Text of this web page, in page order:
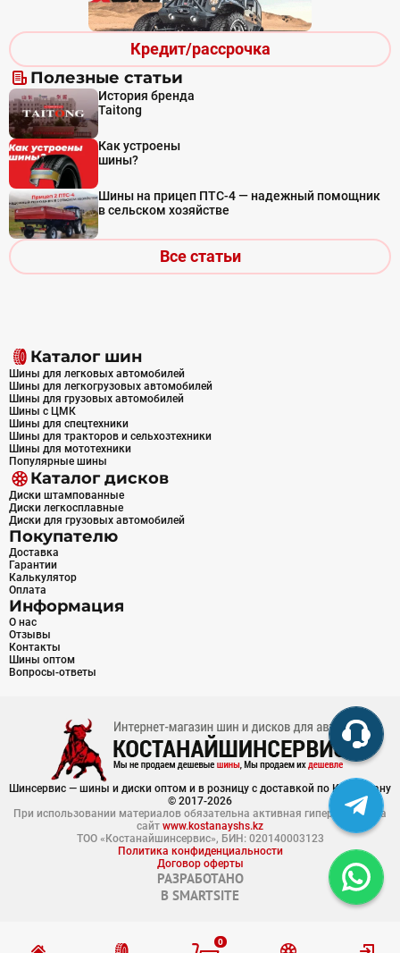
0
Кредит/рассрочка
Полезные статьи
История бренда
Taitong
Как устроены
шины?
Шины на прицеп ПТС-4 — надежный помощник
в сельском хозяйстве
Все статьи
Каталог шин
Шины для легковых автомобилей
Шины для легкогрузовых автомобилей
Шины для грузовых автомобилей
Шины с ЦМК
Шины для спецтехники
Шины для тракторов и сельхозтехники
Шины для мототехники
Популярные шины
Каталог дисков
Диски штампованные
Диски легкосплавные
Диски для грузовых автомобилей
Покупателю
Доставка
Гарантии
Калькулятор
Оплата
Информация
О нас
Отзывы
Контакты
Шины оптом
Вопросы-ответы
Шинсервис — шины и диски оптом и в розницу с доставкой по Казахстану
© 2017-2026
При использовании материалов обязательна активная гиперссылка на
сайт www.kostanayshs.kz
ТОО «Костанайшинсервис», БИН: 020140003123
Политика конфиденциальности
Договор оферты
РАЗРАБОТАНО
В SMARTSITE